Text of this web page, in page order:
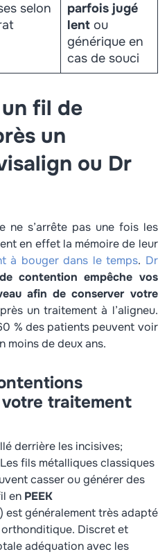
selon
parfois jugé
lentou
générique en
cas de souci
fil de
un
ou Dr
ne s’arrête pas une fois les
en effet la mémoire de leur
à bouger dans le temps. Dr
contention empêche vos
afin de conserver votre
un traitement à l’aligneu.
% des patients peuvent voir
moins de deux ans.
traitement
derrière les incisives;
fils métalliques classiques
casser ou générer des
en PEEK
généralement très adapté
Discret et
adéquation avec les